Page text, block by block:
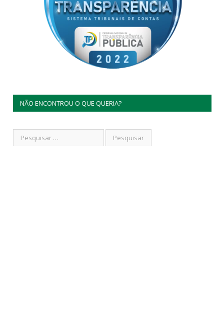
NÃO ENCONTROU O QUE QUERIA?